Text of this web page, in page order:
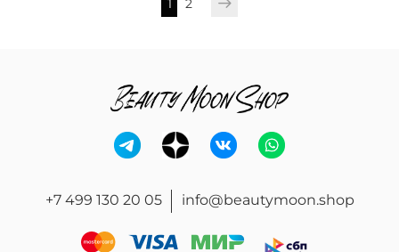
1 2
+7 499 130 20 05 info@beautymoon.shop